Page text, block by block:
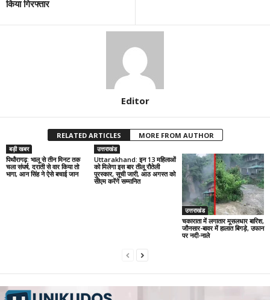
किया गिरफ्तार
Editor
RELATED ARTICLES MORE FROM AUTHOR
बड़ी खबर
पिथौरागढ़: भालू से तीन मिनट तक
चला संघर्ष, दराती से वार किया तो
भागा, आन सिंह ने ऐसे बचाई जान
उत्तराखंड
Uttarakhand: इन 13 महिलाओं
को मिलेगा इस बार तीलू रौतेली
पुरस्कार, सूची जारी, आठ अगस्त को
सीएम करेंगे सम्मानित
उत्तराखंड
चकाराता में लगातार मूसलधार बारिश,
जौनसार-बावर में हालात बिगड़े, उफान
पर नदी-नाले